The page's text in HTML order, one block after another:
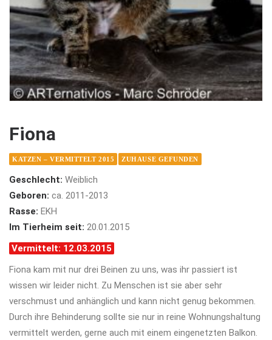
Fiona
KATZEN – VERMITTELT 2015 ZUHAUSE GEFUNDEN
Geschlecht: Weiblich
Geboren: ca. 2011-2013
Rasse: EKH
Im Tierheim seit: 20.01.2015
Vermittelt: 12.03.2015
Fiona kam mit nur drei Beinen zu uns, was ihr passiert ist
wissen wir leider nicht. Zu Menschen ist sie aber sehr
verschmust und anhänglich und kann nicht genug bekommen.
Durch ihre Behinderung sollte sie nur in reine Wohnungshaltung
vermittelt werden, gerne auch mit einem eingenetzten Balkon.